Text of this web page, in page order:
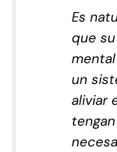
Es
que
un
aliviar